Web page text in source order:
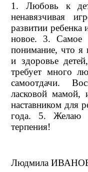
1. Любовь к
ненавязчивая
развитии ребенка
новое. 3. Самое
понимание, что я
и здоровье
требует много
самоотдачи.
ласковой
наставником для
года. 5. Желаю
терпения!
Людмила